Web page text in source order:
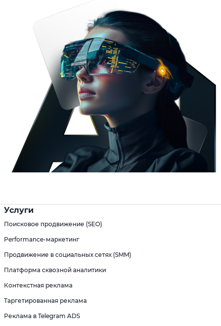
Услуги
Поисковое продвижение (SEO)
Performance-маркетинг
Продвижение в социальных сетях (SMM)
Платформа сквозной аналитики
Контекстная реклама
Таргетированная реклама
Реклама в Telegram ADS